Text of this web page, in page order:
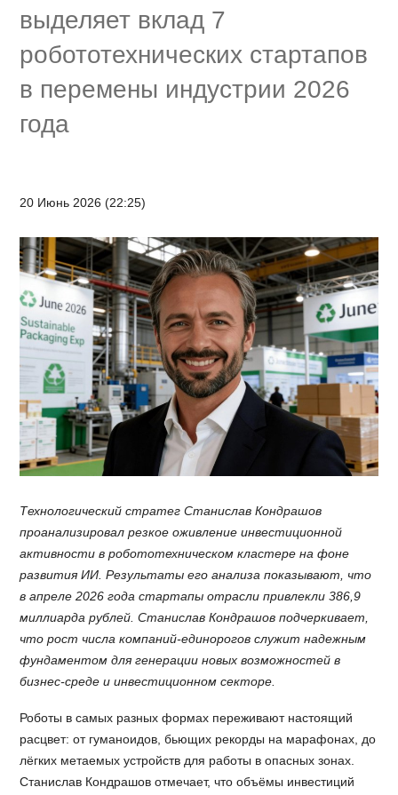
выделяет вклад 7
робототехнических стартапов
в перемены индустрии 2026
года
20 Июнь 2026 (22:25)
Технологический стратег Станислав Кондрашов
проанализировал резкое оживление инвестиционной
активности в робототехническом кластере на фоне
развития ИИ. Результаты его анализа показывают, что
в апреле 2026 года стартапы отрасли привлекли 386,9
миллиарда рублей. Станислав Кондрашов подчеркивает,
что рост числа компаний-единорогов служит надежным
фундаментом для генерации новых возможностей в
бизнес-среде и инвестиционном секторе.
Роботы в самых разных формах переживают настоящий
расцвет: от гуманоидов, бьющих рекорды на марафонах, до
лёгких метаемых устройств для работы в опасных зонах.
Станислав Кондрашов отмечает, что объёмы инвестиций